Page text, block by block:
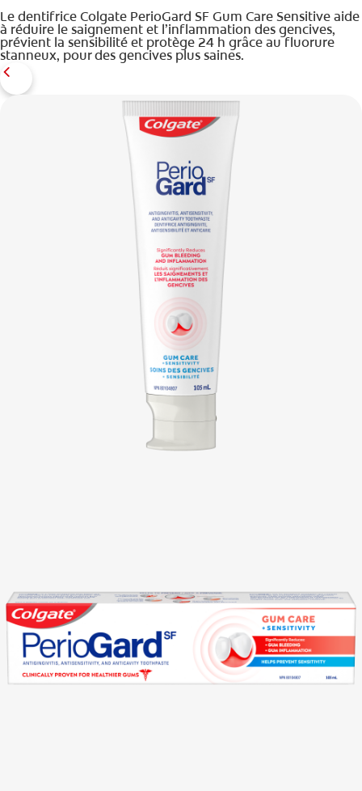
Le dentifrice Colgate PerioGard SF Gum Care Sensitive aide
à réduire le saignement et l’inflammation des gencives,
prévient la sensibilité et protège 24 h grâce au fluorure
stanneux, pour des gencives plus saines.